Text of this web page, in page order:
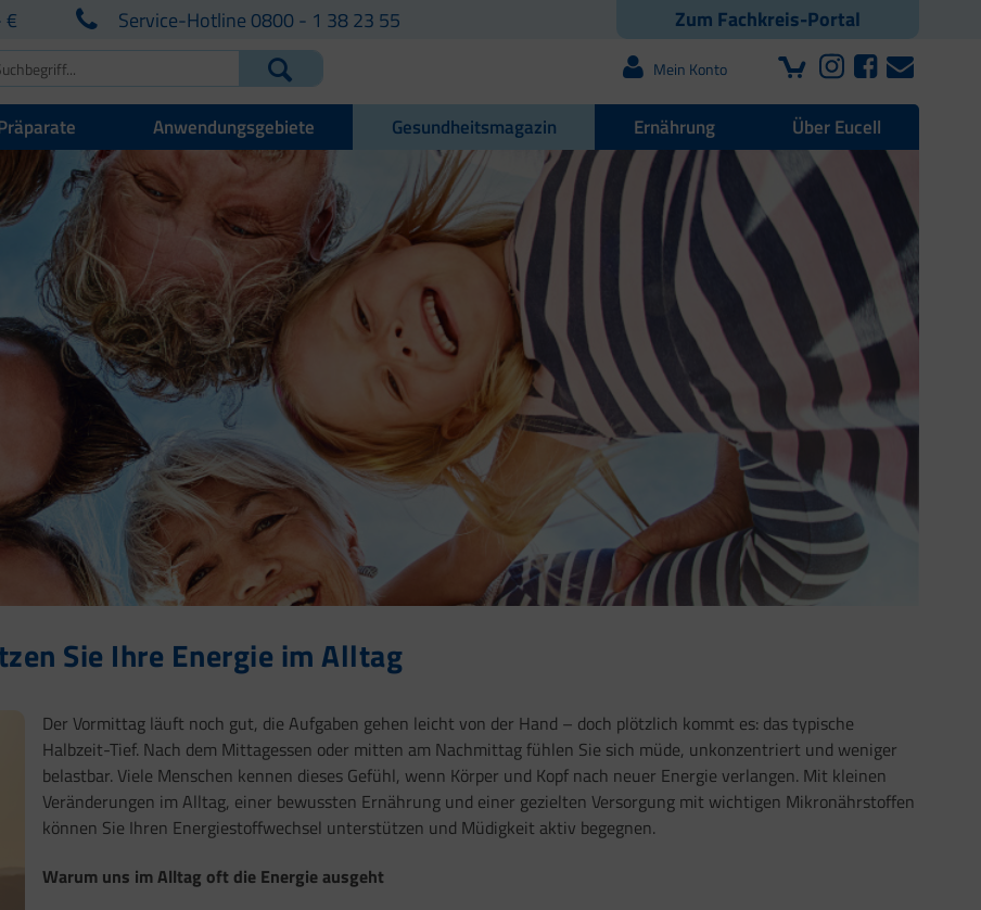
Zum Fachkreis-Portal
€ Service-Hotline 0800 - 1 38 23 55
Mein Konto
Anwendungsgebiete Gesundheitsmagazin Ernährung Über Eucell
Sie Ihre Energie im Alltag
Der Vormittag läuft noch gut, die Aufgaben gehen leicht von der Hand – doch plötzlich kommt es: das typische
Halbzeit-Tief. Nach dem Mittagessen oder mitten am Nachmittag fühlen Sie sich müde, unkonzentriert und weniger
belastbar. Viele Menschen kennen dieses Gefühl, wenn Körper und Kopf nach neuer Energie verlangen. Mit kleinen
Veränderungen im Alltag, einer bewussten Ernährung und einer gezielten Versorgung mit wichtigen Mikronährstoffen
können Sie Ihren Energiestoffwechsel unterstützen und Müdigkeit aktiv begegnen.
Warum uns im Alltag oft die Energie ausgeht